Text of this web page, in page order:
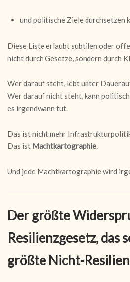
und politische Ziele durchsetzen
Diese Liste erlaubt subtilen oder
nicht durch Gesetze, sondern durch
Wer darauf steht, lebt unter
Wer darauf nicht steht, kann
es irgendwann tut.
Das ist nicht mehr
Das ist Machtkartographie.
Und jede Machtkartographie wird
Der größte
Resilienzgesetz, das
größte Nicht-